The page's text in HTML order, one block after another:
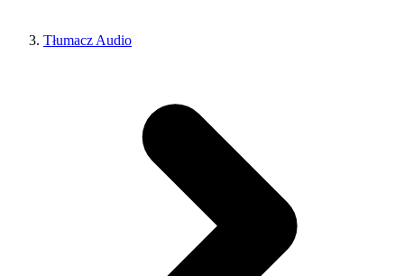
Tłumacz Audio